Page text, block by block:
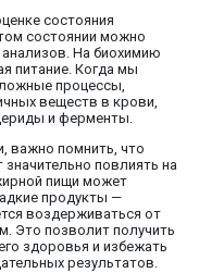
состояния
состоянии можно
На биохимию
питание. Когда мы
процессы,
веществ в крови,
и ферменты.
важно помнить, что
повлиять на
пищи может
продукты —
воздерживаться от
Это позволит получить
здоровья и избежать
результатов.